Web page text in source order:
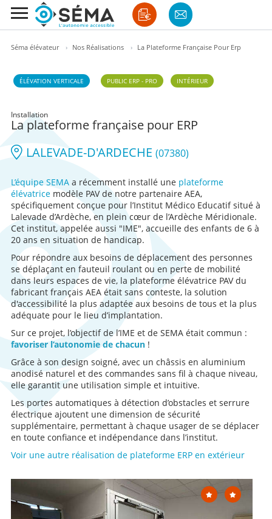
Séma élévateur › Nos Réalisations › La Plateforme Française Pour Erp
ÉLÉVATION VERTICALE PUBLIC ERP - PRO INTÉRIEUR
Installation
La plateforme française pour ERP
LALEVADE-D'ARDECHE (07380)
L’équipe SEMA a récemment installé une plateforme
élévatricemodèle PAV de notre partenaire AEA,
spécifiquement conçue pour l’Institut Médico Educatif situé à
Lalevade d’Ardèche, en plein cœur de l’Ardèche Méridionale.
Cet institut, appelée aussi "IME", accueille des enfants de 6 à
20 ans en situation de handicap.
Pour répondre aux besoins de déplacement des personnes
se déplaçant en fauteuil roulant ou en perte de mobilité
dans leurs espaces de vie, la plateforme élévatrice PAV du
fabricant français AEA était sans conteste, la solution
d'accessibilité la plus adaptée aux besoins de tous et la plus
adéquate pour le lieu d’implantation.
Sur ce projet, l’objectif de l’IME et de SEMA était commun :
favoriser l’autonomie de chacun!
Grâce à son design soigné, avec un châssis en aluminium
anodisé naturel et des commandes sans fil à chaque niveau,
elle garantit une utilisation simple et intuitive.
Les portes automatiques à détection d’obstacles et serrure
électrique ajoutent une dimension de sécurité
supplémentaire, permettant à chaque usager de se déplacer
en toute confiance et indépendance dans l’institut.
Voir une autre réalisation de plateforme ERP en extérieur